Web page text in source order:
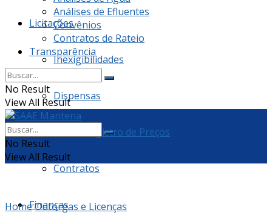
Licitações
Inexigibilidades
Dispensas
Ata de Registro de Preços
Contratos
Finanças
Análises de Efluentes
Convênios
Contratos de Rateio
Transparência
No Result
View All Result
No Result
View All Result
HomeOutorgas e Licenças